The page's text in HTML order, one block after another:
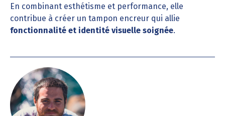
En combinant esthétisme et performance, elle
contribue à créer un tampon encreur qui allie
fonctionnalité et identité visuelle soignée.